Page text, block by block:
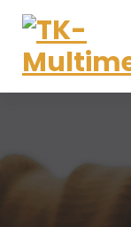
Skip
content
T
-